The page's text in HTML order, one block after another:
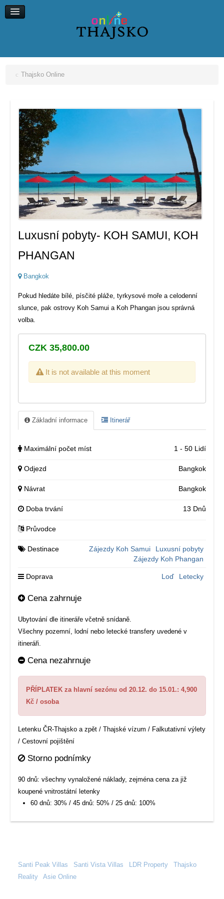
Thajsko Online
Luxusní pobyty- KOH SAMUI, KOH
PHANGAN
Bangkok
Pokud hledáte bílé, písčité pláže, tyrkysové moře a celodenní
slunce, pak ostrovy Koh Samui a Koh Phangan jsou správná
volba.
CZK 35,800.00
It is not available at this moment
Základní informace Itinerář
Maximální počet míst 1 - 50 Lidí
Odjezd Bangkok
Návrat Bangkok
Doba trvání 13 Dnů
Průvodce
Destinace Luxusní pobyty
Zájezdy Koh Samui
Zájezdy Koh Phangan
Doprava Letecky
Loď
Cena zahrnuje
Ubytování dle itineráře včetně snídaně.
Všechny pozemní, lodní nebo letecké transfery uvedené v
itineráři.
Cena nezahrnuje
PŘÍPLATEK za hlavní sezónu od 20.12. do 15.01.: 4,900
Kč / osoba
Letenku ČR-Thajsko a zpět / Thajské vízum / Falkutativní výlety
/ Cestovní pojištění
Storno podnímky
90 dnů: všechny vynaložené náklady, zejména cena za již
koupené vnitrostátní letenky
60 dnů: 30% / 45 dnů: 50% / 25 dnů: 100%
Santi Peak Villas Santi Vista Villas LDR Property |Thajsko
Reality |Asie Online